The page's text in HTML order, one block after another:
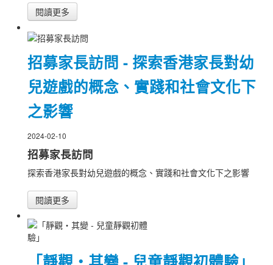
閱讀更多
招募家長訪問 - 探索香港家長對幼
兒遊戲的概念、實踐和社會文化下
之影響
2024-02-10
招募家長訪問
探索香港家長對幼兒遊戲的概念、實踐和社會文化下之影響
閱讀更多